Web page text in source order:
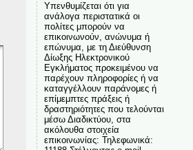
Υπενθυμίζεται ότι για
ανάλογα περιστατικά οι
πολίτες μπορούν να
επικοινωνούν, ανώνυμα ή
επώνυμα, με τη Διεύθυνση
Δίωξης Ηλεκτρονικού
Εγκλήματος προκειμένου να
παρέχουν πληροφορίες ή να
καταγγέλλουν παράνομες ή
επίμεμπτες πράξεις ή
δραστηριότητες που τελούνται
μέσω Διαδικτύου, στα
ακόλουθα στοιχεία
επικοινωνίας: Τηλεφωνικά: